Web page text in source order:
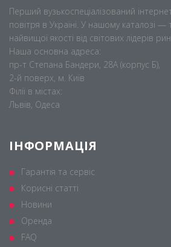
Перший вузькоспеціалізований
повітря в Україні. У нашому каталозі —
найвищої якості від світових лідерів
Наша основна адреса:
пр-т Степана Бандери, 28А (корпус Б),
2-й поверх, м. Київ
Філії в містах:
Львів, Одеса
ІНФОРМАЦІЯ
Гарантія та сервіс
Корисні статті
Новини
Оренда
FAQ